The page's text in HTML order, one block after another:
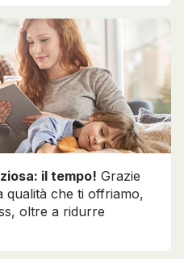
il tempo! Grazie
qualità che ti offriamo,
oltre a ridurre